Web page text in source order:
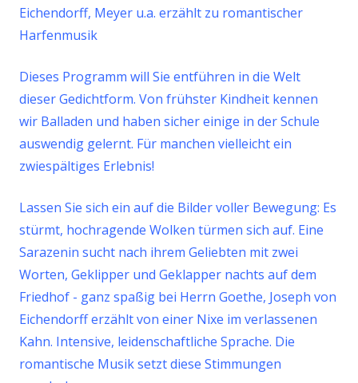
Eichendorff, Meyer u.a. erzählt zu romantischer
Harfenmusik
Dieses Programm will Sie entführen in die Welt
dieser Gedichtform. Von frühster Kindheit kennen
wir Balladen und haben sicher einige in der Schule
auswendig gelernt. Für manchen vielleicht ein
zwiespältiges Erlebnis!
Lassen Sie sich ein auf die Bilder voller Bewegung: Es
stürmt, hochragende Wolken türmen sich auf. Eine
Sarazenin sucht nach ihrem Geliebten mit zwei
Worten, Geklipper und Geklapper nachts auf dem
Friedhof - ganz spaßig bei Herrn Goethe, Joseph von
Eichendorff erzählt von einer Nixe im verlassenen
Kahn. Intensive, leidenschaftliche Sprache. Die
romantische Musik setzt diese Stimmungen